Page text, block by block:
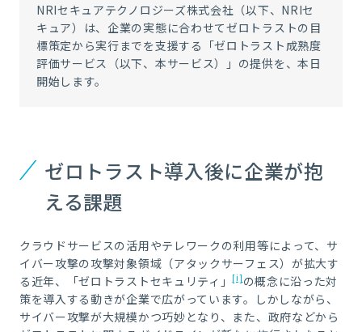
NRIセキュアテクノロジーズ株式会社（以下、NRIセ
キュア）は、企業の実態に合わせてゼロトラストの目
標策定から実行までを支援する「ゼロトラスト成熟度
評価サービス（以下、本サービス）」の提供を、本日
開始します。
ゼロトラスト導入後に企業が抱
える課題
クラウドサービスの活用やテレワークの利用等によって、サ
イバー攻撃の攻撃対象領域（アタックサーフェス）が拡大す
る近年、「ゼロトラストセキュリティ」[i]の概念に沿った対
策を導入する動きが企業で広がっています。しかしながら、
サイバー攻撃が大規模かつ巧妙となり、また、政府などから